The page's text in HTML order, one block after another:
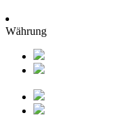
Währung